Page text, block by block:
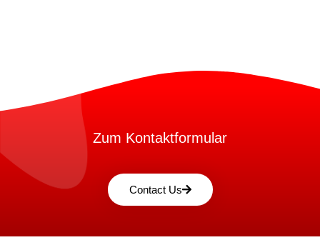
Zum Kontaktformular
Contact Us